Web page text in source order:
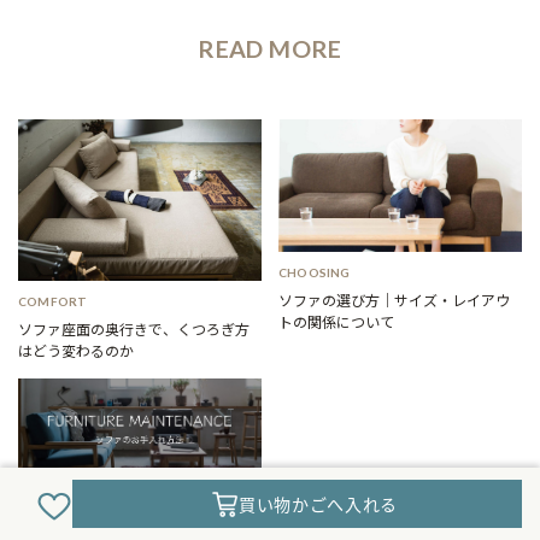
READ MORE
COMFORT
ソファ座面の奥行きで、くつろぎ方
はどう変わるのか
CHOOSING
ソファの選び方｜サイズ・レイアウ
トの関係について
CARE
いつまでも清潔に使うための、ソフ
買い物かごへ入れる